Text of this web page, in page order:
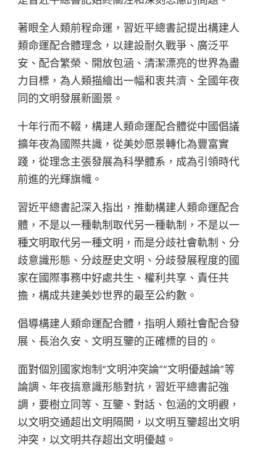
著眼全人類前程命運，習近平總書記提出構建人
類命運配合體理念，以建設耐久戰爭、廣泛平
安、配合繁榮、開放包涵、清潔漂亮的世界為盡
力目標，為人類描繪出一幅和衷共濟、全國年夜
同的文明發展新圖景。
十年行而不輟，構建人類命運配合體從中國倡議
擴年夜為國際共識，從美妙愿景轉化為豐富實
踐，從理念主張發展為科學體系，成為引領時代
前進的光輝旗幟。
習近平總書記深入指出，推動構建人類命運配合
體，不是以一種軌制取代另一種軌制，不是以一
種文明取代另一種文明，而是分歧社會軌制、分
歧意識形態、分歧歷史文明、分歧發展程度的國
家在國際事務中好處共生、權利共享、責任共
擔，構成共建美妙世界的最至公約數。
倡導構建人類命運配合體，指明人類社會配合發
展、長治久安、文明互鑒的正確標的目的。
面對個別國家炮制“文明沖突論”“文明優越論”等
論調、年夜搞意識形態對抗，習近平總書記強
調，要樹立同等、互鑒、對話、包涵的文明觀，
以文明交通超出文明隔閡，以文明互鑒超出文明
沖突，以文明共存超出文明優越。